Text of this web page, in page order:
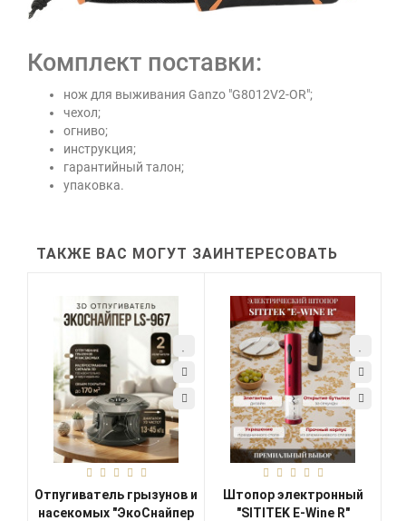
Комплект поставки:
нож для выживания Ganzo "G8012V2-OR";
чехол;
огниво;
инструкция;
гарантийный талон;
упаковка.
ТАКЖЕ ВАС МОГУТ ЗАИНТЕРЕСОВАТЬ
Отпугиватель грызунов и
насекомых "ЭкоСнайпер
Штопор электронный
"SITITEK E-Wine R"